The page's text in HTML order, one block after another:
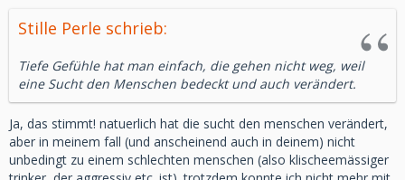
Stille Perle schrieb:
Tiefe Gefühle hat man einfach, die gehen nicht weg, weil
eine Sucht den Menschen bedeckt und auch verändert.
Ja, das stimmt! natuerlich hat die sucht den menschen verändert,
aber in meinem fall (und anscheinend auch in deinem) nicht
unbedingt zu einem schlechten menschen (also klischeemässiger